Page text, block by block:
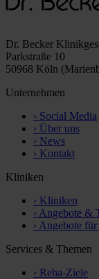
Dr. Becker
Parkstraße 10
50968 Köln
Unternehmen
› Social Media
› Über uns
› News
› Kontakt
Kliniken
› Kliniken
› Angebote &
› Angebote
Services & Themen
› Reha-Ziele